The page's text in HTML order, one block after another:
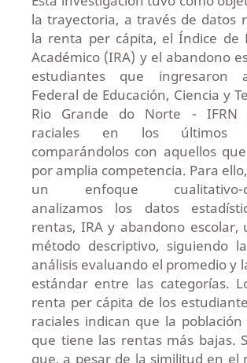
la trayectoria, a través de datos
la renta per cápita, el Índice de
Académico (IRA) y el abandono
estudiantes que ingresaron
Federal de Educación, Ciencia y
Rio Grande do Norte - IFRN
raciales en los últimos
comparándolos con aquellos
por amplia competencia. Para
un enfoque cualitativo-
analizamos los datos
rentas, IRA y abandono escolar,
método descriptivo, siguiendo
análisis evaluando el promedio y
estándar entre las categorías.
renta per cápita de los
raciales indican que la
que tiene las rentas más bajas.
que, a pesar de la similitud en el